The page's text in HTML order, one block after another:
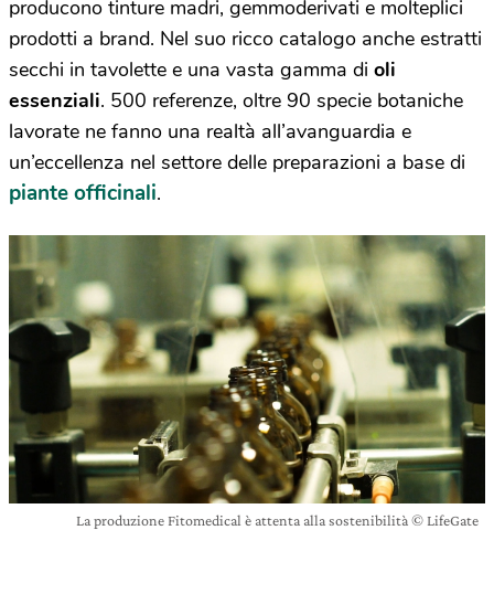
producono tinture madri, gemmoderivati e molteplici
prodotti a brand. Nel suo ricco catalogo anche estratti
secchi in tavolette e una vasta gamma di oli
essenziali. 500 referenze, oltre 90 specie botaniche
lavorate ne fanno una realtà all’avanguardia e
un’eccellenza nel settore delle preparazioni a base di
piante officinali.
La produzione Fitomedical è attenta alla sostenibilità © LifeGate